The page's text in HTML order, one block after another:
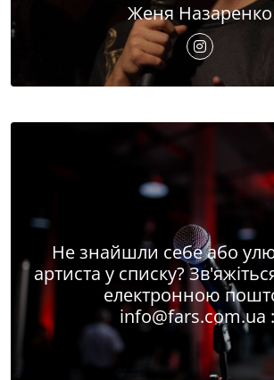
Женя Назаренко
Не знайшли себе або
артиста у списку?
електронною
info@fars.com.ua